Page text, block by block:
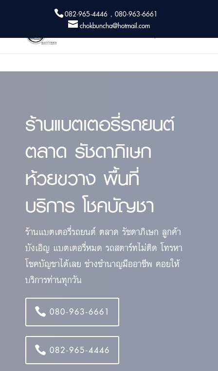
082-965-4446 , 080-963-6661
chokbuncha@hotmail.com
ร้านแบตเตอรี่รถยนต์
ตลาด รัชดาภิเษก
ห้วยขวาง พื้นที่
บริการ โชคบัญชา
ร้านแบตเตอรี่รถยนต์ ตลาด รัชดาภิเษก ลูกค้า
บังเอิญ แบตเตอรี่หมด รถสตาร์ทไม่ติด โทรหา
โชคบัญชาได้เลย ช่างชำนาญมืออาชีพ คอยให้
บริการท่านทุกวัน
080-963-6661
082-965-4446